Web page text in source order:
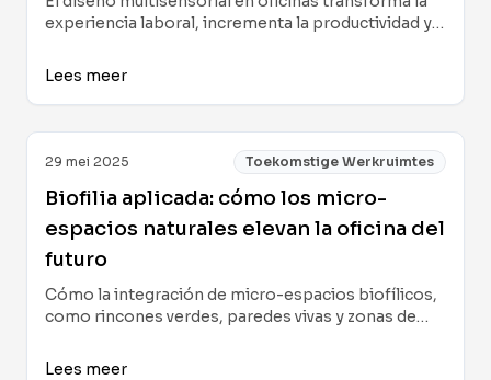
experiencia laboral, incrementa la productividad y
enfoques innovadores, sustentados en
ideas prácticas para profesionales, diseñadores y
empresas que buscan espacios corporativos
donde la creatividad, la salud y la colaboración
Lees meer
29 mei 2025 Toekomstige Werkruimtes
Biofilia aplicada: cómo los micro-
espacios naturales elevan la oficina del
futuro
Cómo la integración de micro-espacios biofílicos,
como rincones verdes, paredes vivas y zonas de
productividad y conexión en oficinas modernas y
Lees meer